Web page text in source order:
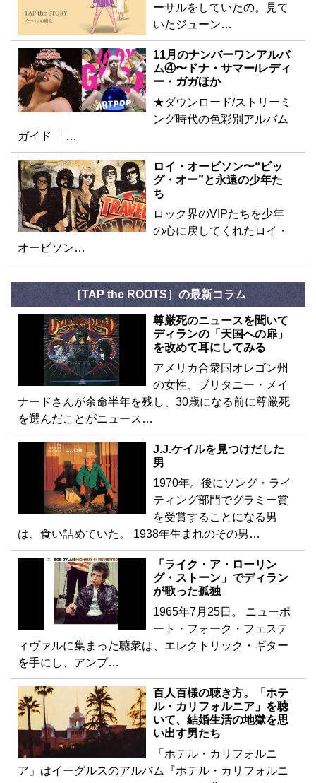
ーサルをしていたの。見て
いたジューン…
11月のナンバーワンアルバ
ム④〜ドナ・サマー/レディ
ー・ガガほか
★ダウンロード/ストリーミ
ング時代の色彩別アルバム
ガイド 「…
ロイ・オービソン〜“ビッ
グ・オー”と永遠の少年た
ち
ロック界のVIPたちを少年
の心に戻してくれたロイ・
オービソン…
［TAP the ROOTS］の最新コラム
尊厳死のニュースを聞いて
ディランの「天国への扉」
を改めて耳にしてみる
アメリカ合衆国オレゴン州
の女性、ブリタニー・メイ
ナードさんが余命半年を残し、30歳になる前に尊厳死
を選んだことがニュース…
J.J.ケイルを見つけだした
男
1970年。後にソング・ライ
ティング部門でグラミー賞
を受賞することになる男
は、食い詰めていた。 1938年生まれのその男…
「ライク・ア・ローリン
グ・ストーン」でディラン
が歌った孤独
1965年7月25日。 ニューポ
ート・フォーク・フェステ
ィヴァルに集まった聴衆は、エレクトリック・ギター
を手にし、アンプ…
百人百様の聴き方。「ホテ
ル・カリフォルニア」を聴
いて、結婚生活の地獄を思
い出す男たち
「ホテル・カリフォルニ
ア」はイーグルスのアルバム『ホテル・カリフォルニ